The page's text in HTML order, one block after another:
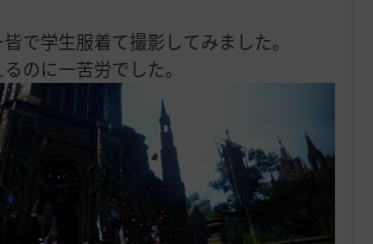
で学生服着て撮影してみました。
のに一苦労でした。